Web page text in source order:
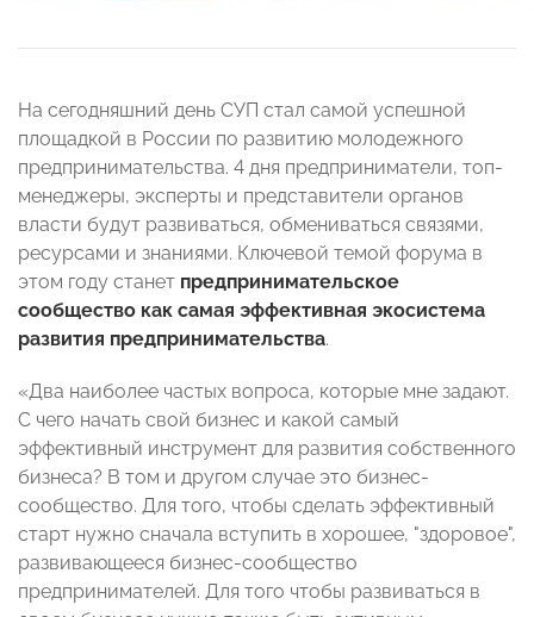
На сегодняшний день СУП стал самой успешной
площадкой в России по развитию молодежного
предпринимательства. 4 дня предприниматели, топ-
менеджеры, эксперты и представители органов
власти будут развиваться, обмениваться связями,
ресурсами и знаниями. Ключевой темой форума в
этом году станет предпринимательское
сообщество как самая эффективная экосистема
развития предпринимательства.
«Два наиболее частых вопроса, которые мне задают.
С чего начать свой бизнес и какой самый
эффективный инструмент для развития собственного
бизнеса? В том и другом случае это бизнес-
сообщество. Для того, чтобы сделать эффективный
старт нужно сначала вступить в хорошее, "здоровое",
развивающееся бизнес-сообщество
предпринимателей. Для того чтобы развиваться в